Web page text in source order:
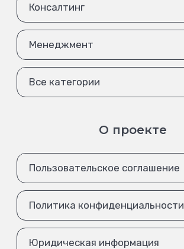
Консалтинг
Менеджмент
Все категории
О проекте
Пользовательское соглашение
Политика конфиденциальности
Юридическая информация